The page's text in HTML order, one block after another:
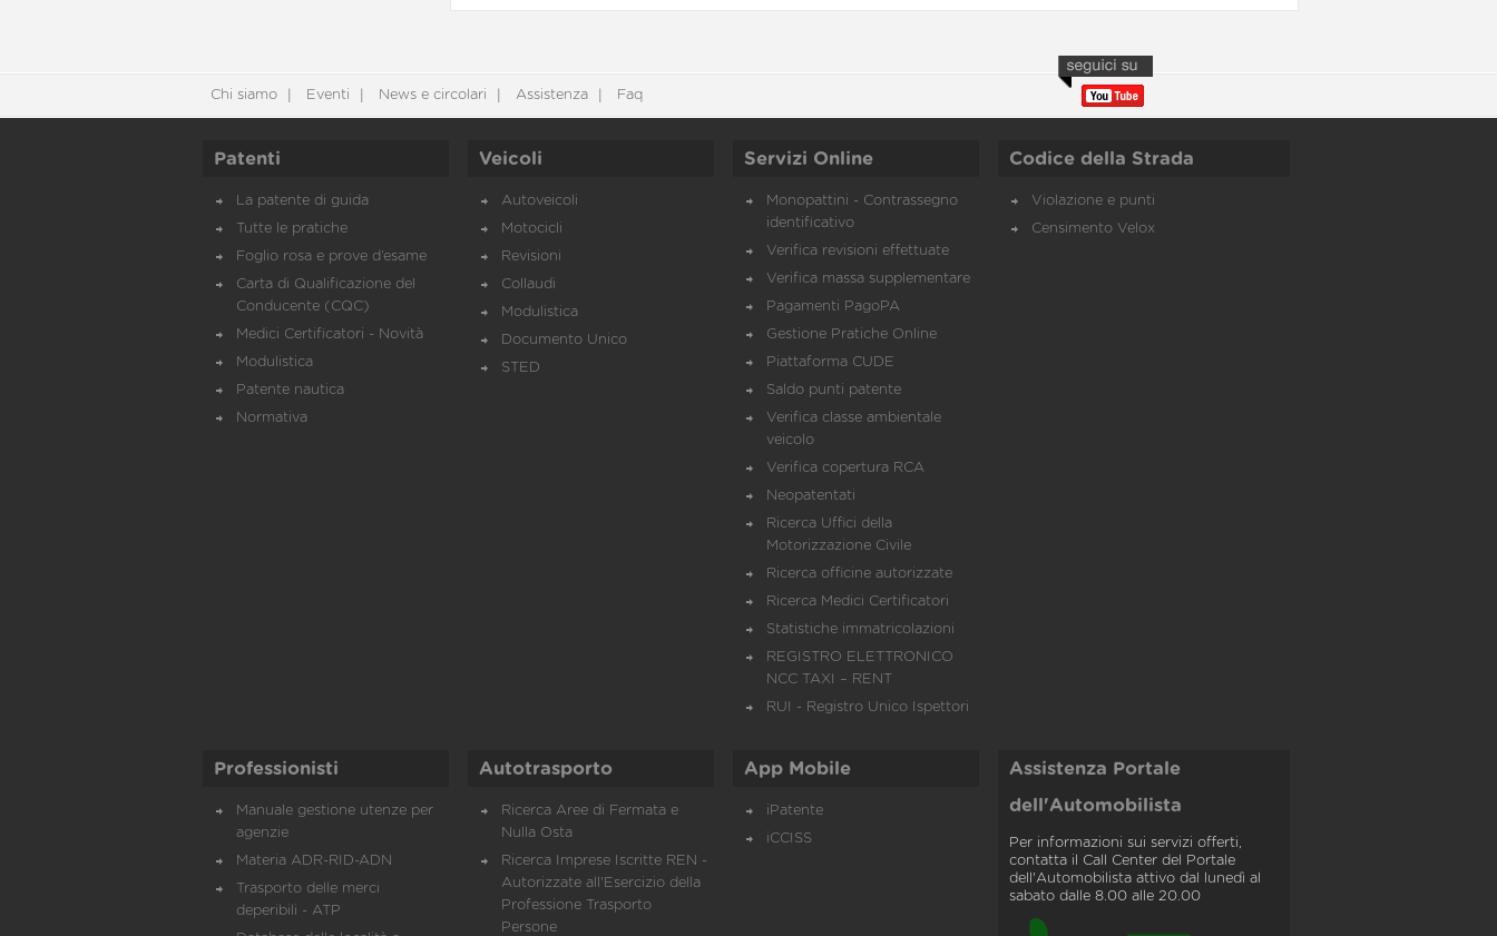
Chi siamo Eventi News e circolari Assistenza Faq
Patenti
La patente di guida
Tutte le pratiche
Foglio rosa e prove d’esame
Carta di Qualificazione del
Conducente (CQC)
Medici Certificatori - Novità
Modulistica
Patente nautica
Normativa
Veicoli
Autoveicoli
Motocicli
Revisioni
Collaudi
Modulistica
Documento Unico
STED
Servizi Online
Monopattini - Contrassegno
identificativo
Verifica revisioni effettuate
Verifica massa supplementare
Pagamenti PagoPA
Gestione Pratiche Online
Piattaforma CUDE
Saldo punti patente
Verifica classe ambientale
veicolo
Verifica copertura RCA
Neopatentati
Ricerca Uffici della
Motorizzazione Civile
Ricerca officine autorizzate
Ricerca Medici Certificatori
Statistiche immatricolazioni
REGISTRO ELETTRONICO
NCC TAXI – RENT
RUI - Registro Unico Ispettori
Codice della Strada
Violazione e punti
Censimento Velox
Professionisti
Manuale gestione utenze per
agenzie
Materia ADR-RID-ADN
Trasporto delle merci
deperibili - ATP
Autotrasporto
Ricerca Aree di Fermata e
Nulla Osta
Ricerca Imprese Iscritte REN -
Autorizzate all'Esercizio della
Professione Trasporto
Persone
App Mobile
iPatente
iCCISS
Assistenza Portale
dell'Automobilista
Per informazioni sui servizi offerti,
contatta il Call Center del Portale
dell'Automobilista attivo dal lunedì al
sabato dalle 8.00 alle 20.00